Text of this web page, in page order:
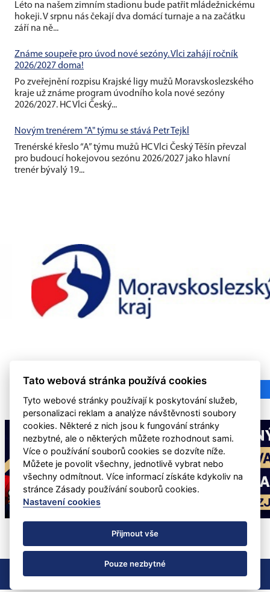
Léto na našem zimním stadionu bude patřit mládežnickému
hokeji. V srpnu nás čekají dva domácí turnaje a na začátku
září na ně...
Známe soupeře pro úvod nové sezóny. Vlci zahájí ročník
2026/2027 doma!
Po zveřejnění rozpisu Krajské ligy mužů Moravskoslezského
kraje už známe program úvodního kola nové sezóny
2026/2027. HC Vlci Český...
Novým trenérem "A" týmu se stává Petr Tejkl
Trenérské křeslo “A” týmu mužů HC Vlci Český Těšín převzal
pro budoucí hokejovou sezónu 2026/2027 jako hlavní
trenér bývalý 19...
Nastavení cookies RSS
Tato webová stránka používá cookies
Tyto webové stránky používají k poskytování služeb,
personalizaci reklam a analýze návštěvnosti soubory
cookies. Některé z nich jsou k fungování stránky
nezbytné, ale o některých můžete rozhodnout sami.
Více o používání souborů cookies se dozvíte níže.
Můžete je povolit všechny, jednotlivě vybrat nebo
všechny odmítnout. Více informací získáte kdykoliv na
stránce Zásady používání souborů cookies.
Nastavení cookies
Přijmout vše
Pouze nezbytné